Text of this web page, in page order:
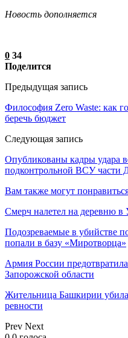
Новость дополняется
0 34
Поделится
Предыдущая запись
Философия Zero Waste: как
беречь бюджет
Следующая запись
Опубликованы кадры удара
подконтрольной ВСУ части
Вам также могут
Смерч налетел на деревню
Подозреваемые в убийстве
попали в базу «Миротворца»
Армия России
Запорожской области
Жительница Башкирии убила
ревности
Prev Next